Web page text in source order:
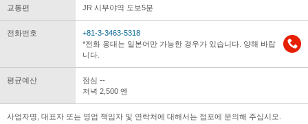
교통편 JR 시부야역 도보5분
전화번호
+81-3-3463-5318
*전화 응대는 일본어만 가능한 경우가 있습니다. 양해 바랍
니다.
평균예산
점심 --
저녁 2,500 엔
사업자명, 대표자 또는 영업 책임자 및 연락처에 대해서는 점포에 문의해 주십시오.